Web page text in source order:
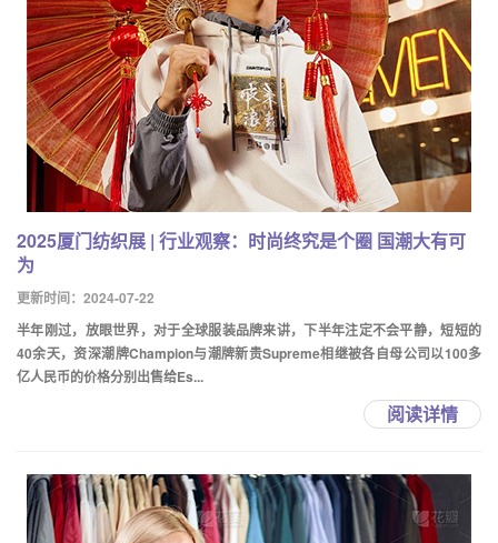
2025厦门纺织展 | 行业观察：时尚终究是个圈 国潮大有可
为
更新时间：2024-07-22
半年刚过，放眼世界，对于全球服装品牌来讲，下半年注定不会平静，短短的
40余天，资深潮牌Champion与潮牌新贵Supreme相继被各自母公司以100多
亿人民币的价格分别出售给Es...
阅读详情